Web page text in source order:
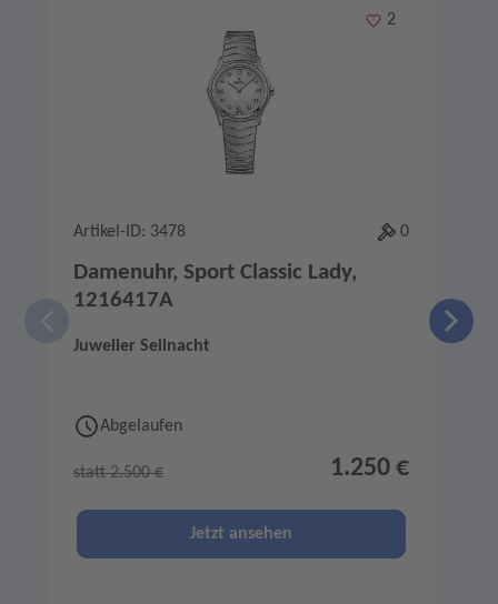
Merken
2
Artikel-ID: 3478 0
Damenuhr, Sport Classic Lady,
1216417A
Juwelier Seilnacht
Abgelaufen
statt 2.500 € 1.250 €
Jetzt ansehen